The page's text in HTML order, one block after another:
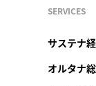
SERVICES
サステナ
オルタナ